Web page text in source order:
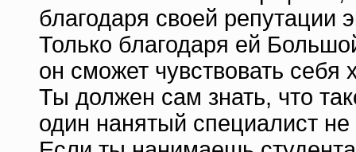
благодаря своей репутации
Только благодаря ей
он сможет чувствовать себя
Ты должен сам знать, что
один нанятый специалист